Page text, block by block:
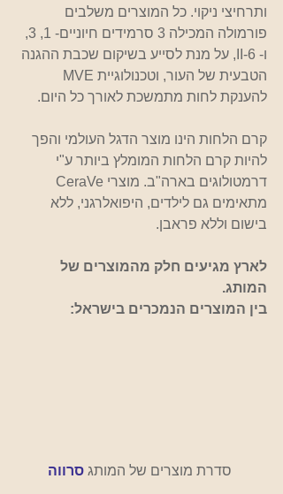
ותרחיצי ניקוי. כל המוצרים משלבים
פורמולה המכילה 3 סרמידים חיוניים- 1, 3,
ו- 6-II, על מנת לסייע בשיקום שכבת ההגנה
להענקת לחות מתמשכת לאורך כל היום.
קרם הלחות הינו מוצר הדגל העולמי והפך
להיות קרם הלחות המומלץ ביותר ע"י
מתאימים גם לילדים, היפואלרגני, ללא
בישום וללא פראבן.
לארץ מגיעים חלק מהמוצרים של
המותג.
בין המוצרים הנמכרים בישראל:
סרווה